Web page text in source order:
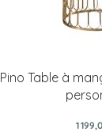
Pino Table à
1